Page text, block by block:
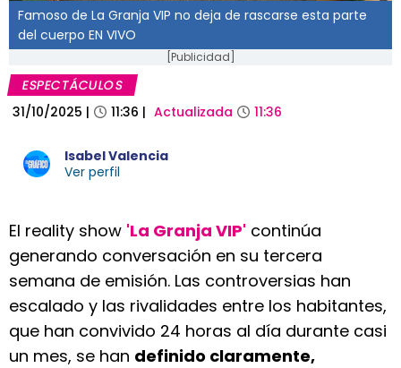
Famoso de La Granja VIP no deja de rascarse esta parte
del cuerpo EN VIVO
[Publicidad]
ESPECTÁCULOS
31/10/2025 | 11:36 | Actualizada 11:36
Isabel Valencia
Ver perfil
El reality show 'La Granja VIP' continúa
generando conversación en su tercera
semana de emisión. Las controversias han
escalado y las rivalidades entre los habitantes,
que han convivido 24 horas al día durante casi
un mes, se han definido claramente,